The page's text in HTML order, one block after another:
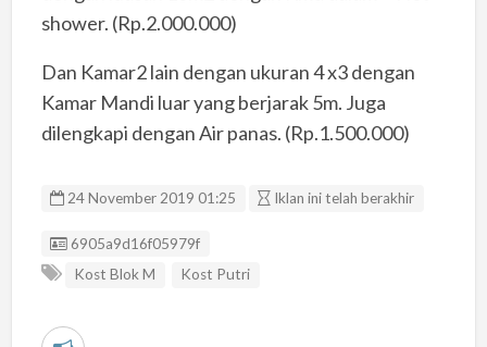
shower. (Rp.2.000.000)
Dan Kamar2 lain dengan ukuran 4 x3 dengan
Kamar Mandi luar yang berjarak 5m. Juga
dilengkapi dengan Air panas. (Rp.1.500.000)
24 November 2019 01:25 Iklan ini telah berakhir
Listing ID
6905a9d16f05979f
Kost Blok M
Kost Putri